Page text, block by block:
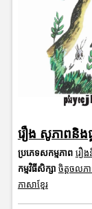
រឿង សូភាពនិង
ប្រភេទសកម្មភាព រឿង
កម្មវិធីសិក្សា ចិត្តចលភ
ភាសាខ្មែរ